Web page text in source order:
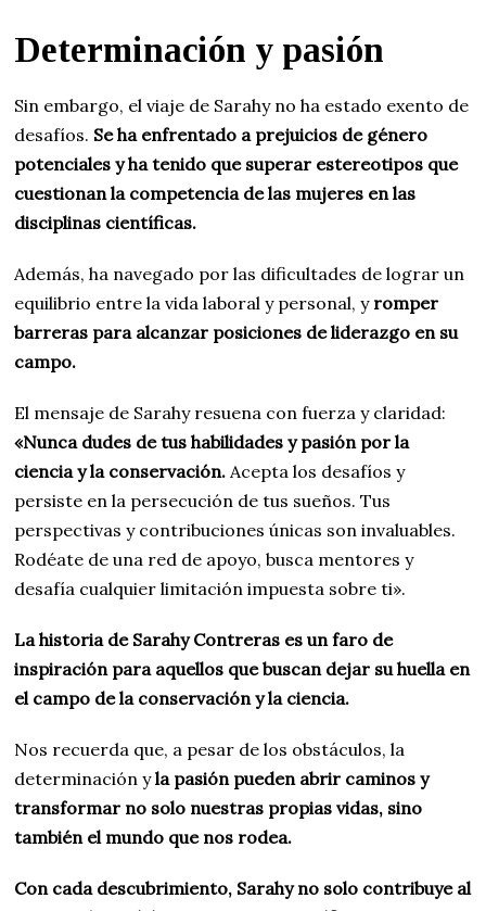
Determinación y pasión
Sin embargo, el viaje de Sarahy no ha estado exento de
desafíos. Se ha enfrentado a prejuicios de género
potenciales y ha tenido que superar estereotipos que
cuestionan la competencia de las mujeres en las
disciplinas científicas.
Además, ha navegado por las dificultades de lograr un
equilibrio entre la vida laboral y personal, y romper
barreras para alcanzar posiciones de liderazgo en su
campo.
El mensaje de Sarahy resuena con fuerza y claridad:
«Nunca dudes de tus habilidades y pasión por la
ciencia y la conservación. Acepta los desafíos y
persiste en la persecución de tus sueños. Tus
perspectivas y contribuciones únicas son invaluables.
Rodéate de una red de apoyo, busca mentores y
desafía cualquier limitación impuesta sobre ti».
La historia de Sarahy Contreras es un faro de
inspiración para aquellos que buscan dejar su huella en
el campo de la conservación y la ciencia.
Nos recuerda que, a pesar de los obstáculos, la
determinación yla pasión pueden abrir caminos y
transformar no solo nuestras propias vidas, sino
también el mundo que nos rodea.
Con cada descubrimiento, Sarahy no solo contribuye al